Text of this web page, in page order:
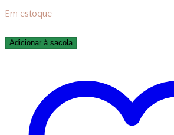
Em estoque
Adicionar à sacola